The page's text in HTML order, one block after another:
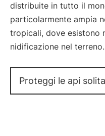
distribuite in tutto il
particolarmente ampia
tropicali, dove esistono
nidificazione nel terreno.
Proteggi le api